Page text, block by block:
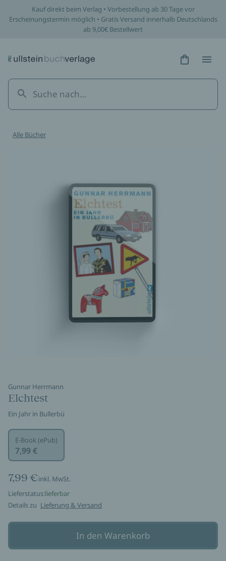
Kauf direkt beim Verlag • Vorbestellung ab 30 Tage vor
Erscheinungstermin möglich • Gratis Versand innerhalb Deutschlands
ab 9,00€ Bestellwert
Hidden
Alle Bücher
Gunnar Herrmann
Elchtest
Ein Jahr in Bullerbü
E-Book (ePub)
7,99 €
7,99 €inkl. MwSt.
Lieferstatus:lieferbar
Details zu Lieferung & Versand
In den Warenkorb